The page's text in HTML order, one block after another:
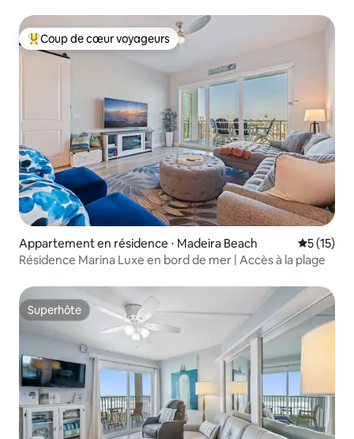
Coups de cœur voyageurs les plus appréciés
Coup de cœur voyageurs
Appartement en résidence ⋅ Madeira Beach
5 (15)
Résidence Marina Luxe en bord de mer | Accès à la plage
Superhôte
Superhôte